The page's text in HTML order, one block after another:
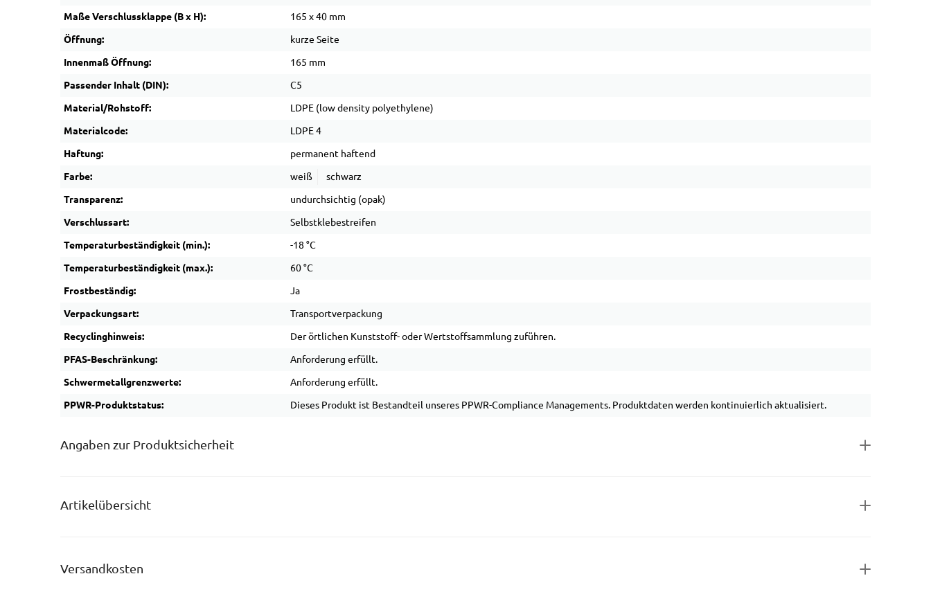
Maße Verschlussklappe (B x H): 165 x 40 mm
Öffnung: kurze Seite
Innenmaß Öffnung: 165 mm
Passender Inhalt (DIN): C5
Material/Rohstoff: LDPE (low density polyethylene)
Materialcode: LDPE 4
Haftung: permanent haftend
Farbe: weiß schwarz
Transparenz: undurchsichtig (opak)
Verschlussart: Selbstklebestreifen
Temperaturbeständigkeit (min.): -18 °C
Temperaturbeständigkeit (max.): 60 °C
Frostbeständig: Ja
Verpackungsart: Transportverpackung
Recyclinghinweis: Der örtlichen Kunststoff- oder Wertstoffsammlung zuführen.
PFAS-Beschränkung: Anforderung erfüllt.
Schwermetallgrenzwerte: Anforderung erfüllt.
PPWR-Produktstatus: Dieses Produkt ist Bestandteil unseres PPWR-Compliance Managements. Produktdaten werden kontinuierlich aktualisiert.
Angaben zur Produktsicherheit
Artikelübersicht
Versandkosten